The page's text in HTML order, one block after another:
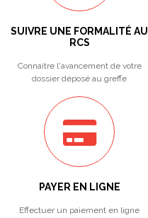
SUIVRE UNE FORMALITÉ AU
RCS
Connaitre l'avancement de votre
dossier déposé au greffe
PAYER EN LIGNE
Effectuer un paiement en ligne